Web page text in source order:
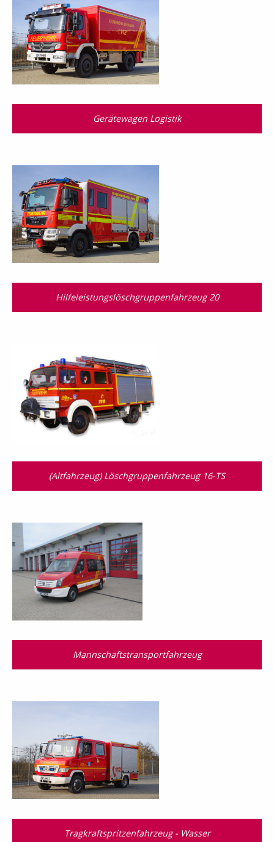
Gerätewagen Logistik
Hilfeleistungslösch­gruppen­fahrzeug 20
(Altfahrzeug) Löschgruppenfahrzeug 16-TS
Mannschaftstransport­fahrzeug
Tragkraftspritzenfahrzeug - Wasser